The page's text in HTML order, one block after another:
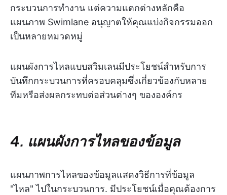
กระบวนการทำงาน แต่ความแตกต่างหลักคือ
แผนภาพ Swimlane อนุญาตให้คุณแบ่งกิจกรรมออก
เป็นหลายหมวดหมู่
แผนผังการไหลแบบสวิมเลนมีประโยชน์สำหรับการ
บันทึกกระบวนการที่ครอบคลุมซึ่งเกี่ยวข้องกับหลาย
ทีมหรือส่งผลกระทบต่อส่วนต่างๆ ขององค์กร
4. แผนผังการไหลของข้อมูล
แผนภาพการไหลของข้อมูลแสดงวิธีการที่ข้อมูล
"ไหล" ไปในกระบวนการ. มีประโยชน์เมื่อคุณต้องการ